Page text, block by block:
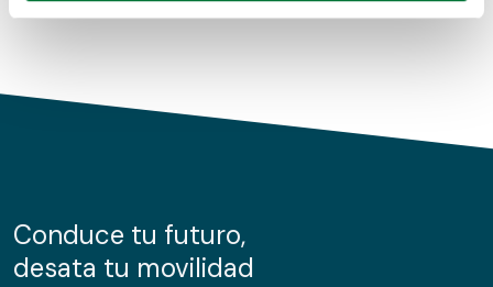
Obtenga más información sobre cómo se procesan sus
de cookies.
información sobre el uso que haga del sitio web con
nuestros partners de redes sociales, publicidad y análisis
Conduce tu futuro,
desata tu movilidad